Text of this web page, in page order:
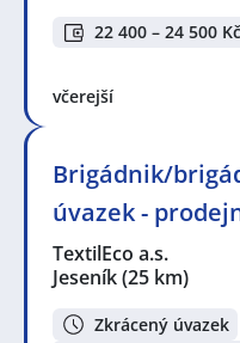
22 400 – 24 500 Kč
včerejší
Brigádnik/
úvazek -
TextilEco a.s.
Jeseník(25 km)
Zkrácený úvazek